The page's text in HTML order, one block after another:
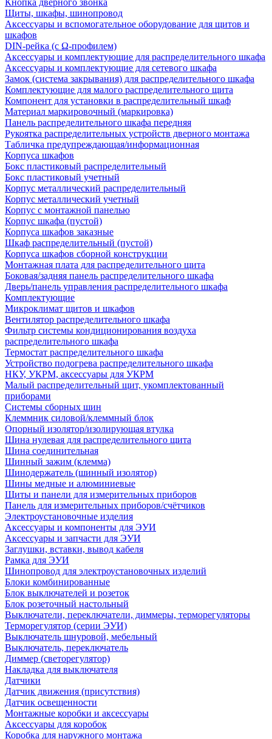
Кнопка дверного звонка
Щиты, шкафы, шинопровод
Аксессуары и вспомогательное оборудование для щитов и
шкафов
DIN-рейка (с Ω-профилем)
Аксессуары и комплектующие для распределительного шкафа
Аксессуары и комплектующие для сетевого шкафа
Замок (система закрывания) для распределительного шкафа
Комплектующие для малого распределительного щита
Компонент для установки в распределительный шкаф
Материал маркировочный (маркировка)
Панель распределительного шкафа передняя
Рукоятка распределительных устройств дверного монтажа
Табличка предупреждающая/информационная
Корпуса шкафов
Бокс пластиковый распределительный
Бокс пластиковый учетный
Корпус металлический распределительный
Корпус металлический учетный
Корпус с монтажной панелью
Корпус шкафа (пустой)
Корпуса шкафов заказные
Шкаф распределительный (пустой)
Корпуса шкафов сборной конструкции
Монтажная плата для распределительного щита
Боковая/задняя панель распределительного шкафа
Дверь/панель управления распределительного шкафа
Комплектующие
Микроклимат щитов и шкафов
Вентилятор распределительного шкафа
Фильтр системы кондиционирования воздуха
распределительного шкафа
Термостат распределительного шкафа
Устройство подогрева распределительного шкафа
НКУ, УКРМ, аксессуары для УКРМ
Малый распределительный щит, укомплектованный
приборами
Системы сборных шин
Клеммник силовой/клеммный блок
Опорный изолятор/изолирующая втулка
Шина нулевая для распределительного щита
Шина соединительная
Шинный зажим (клемма)
Шинодержатель (шинный изолятор)
Шины медные и алюминиевые
Щиты и панели для измерительных приборов
Панель для измерительных приборов/счётчиков
Электроустановочные изделия
Аксессуары и компоненты для ЭУИ
Аксессуары и запчасти для ЭУИ
Заглушки, вставки, вывод кабеля
Рамка для ЭУИ
Шинопровод для электроустановочных изделий
Блоки комбинированные
Блок выключателей и розеток
Блок розеточный настольный
Выключатели, переключатели, диммеры, терморегуляторы
Терморегулятор (серии ЭУИ)
Выключатель шнуровой, мебельный
Выключатель, переключатель
Диммер (светорегулятор)
Накладка для выключателя
Датчики
Датчик движения (присутствия)
Датчик освещенности
Монтажные коробки и аксессуары
Аксессуары для коробок
Коробка для наружного монтажа